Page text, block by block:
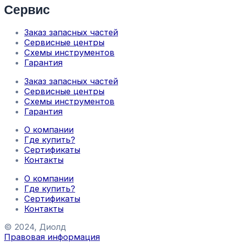
Сервис
Заказ запасных частей
Сервисные центры
Схемы инструментов
Гарантия
Заказ запасных частей
Сервисные центры
Схемы инструментов
Гарантия
О компании
Где купить?
Сертификаты
Контакты
О компании
Где купить?
Сертификаты
Контакты
© 2024, Диолд
Правовая информация